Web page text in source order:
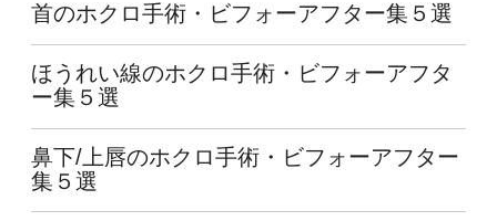
首のホクロ手術・ビフォーアフター集５選
ほうれい線のホクロ手術・ビフォーアフタ
ー集５選
鼻下/上唇のホクロ手術・ビフォーアフター
集５選